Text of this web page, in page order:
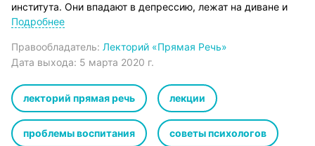
института. Они впадают в депрессию, лежат на диване и
«ничего не хотят». Но почему? Ведь все родительские
Что делать родителям, если ребенок ничего не хочет?
Приводит ли избыток возможностей, постоянное
желаний (даже у изначально мотивированного ребенка)?
Были ли вялые дети всегда, или это фирменная примета
нашего времени?
На лекции Катерины Мурашовой проанализируем причины
Подробнее
Правообладатель: Лекторий «Прямая Речь»
Дата выхода: 5 марта 2020 г.
лекторий прямая речь лекции
проблемы воспитания советы психологов